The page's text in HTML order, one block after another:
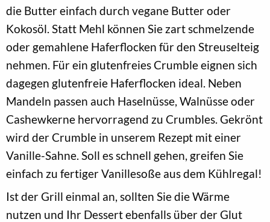
die Butter einfach durch vegane Butter oder
Kokosöl. Statt Mehl können Sie zart schmelzende
oder gemahlene Haferflocken für den Streuselteig
nehmen. Für ein glutenfreies Crumble eignen sich
dagegen glutenfreie Haferflocken ideal. Neben
Mandeln passen auch Haselnüsse, Walnüsse oder
Cashewkerne hervorragend zu Crumbles. Gekrönt
wird der Crumble in unserem Rezept mit einer
Vanille-Sahne. Soll es schnell gehen, greifen Sie
einfach zu fertiger Vanillesoße aus dem Kühlregal!
Ist der Grill einmal an, sollten Sie die Wärme
nutzen und Ihr Dessert ebenfalls über der Glut